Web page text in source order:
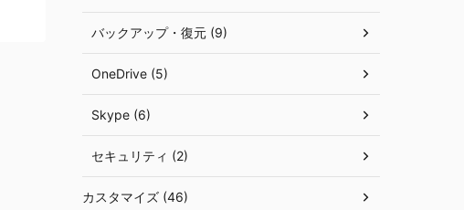
バックアップ・復元 (9)
OneDrive (5)
Skype (6)
セキュリティ (2)
カスタマイズ (46)